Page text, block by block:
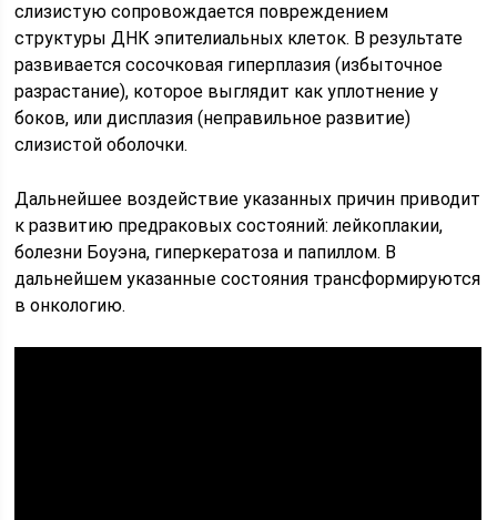
слизистую сопровождается повреждением
структуры ДНК эпителиальных клеток. В результате
развивается сосочковая гиперплазия (избыточное
разрастание), которое выглядит как уплотнение у
боков, или дисплазия (неправильное развитие)
слизистой оболочки.
Дальнейшее воздействие указанных причин приводит
к развитию предраковых состояний: лейкоплакии,
болезни Боуэна, гиперкератоза и папиллом. В
дальнейшем указанные состояния трансформируются
в онкологию.